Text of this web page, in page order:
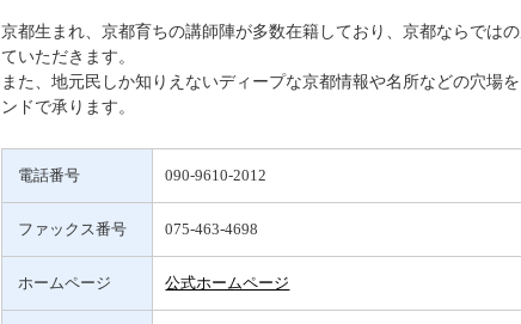
京都生まれ、京都育ちの講師陣が多数在籍しており、京都ならでは
ていただきます。
また、地元民しか知りえないディープな京都情報や名所などの穴場
ンドで承ります。
電話番号 090-9610-2012
ファックス番号 075-463-4698
ホームページ 公式ホームページ